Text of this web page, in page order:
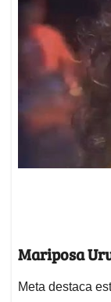
Mariposa
Meta destaca